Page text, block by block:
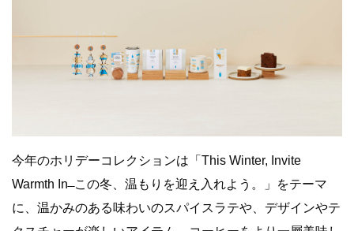
今年のホリデーコレクションは「This Winter, Invite
Warmth In ̶ この冬、温もりを迎え入れよう。」をテーマ
に、温かみのある味わいのスパイスラテや、デザインやテ